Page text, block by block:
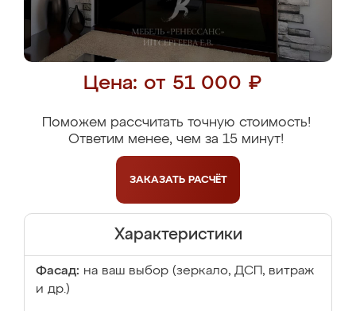
Цена: от 51 000 ₽
Поможем рассчитать точную стоимость!
Ответим менее, чем за 15 минут!
ЗАКАЗАТЬ РАСЧЁТ
Характеристики
Фасад: на ваш выбор (зеркало, ДСП, витраж
и др.)